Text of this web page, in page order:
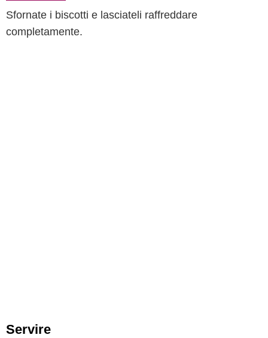
Sfornate i biscotti e lasciateli raffreddare
completamente.
Servire